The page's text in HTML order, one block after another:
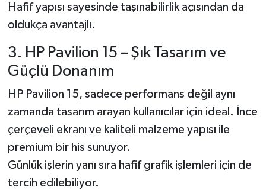
Hafif yapısı sayesinde taşınabilirlik açısından da
oldukça avantajlı.
3. HP Pavilion 15 – Şık Tasarım ve
Güçlü Donanım
HP Pavilion 15, sadece performans değil aynı
zamanda tasarım arayan kullanıcılar için ideal. İnce
çerçeveli ekranı ve kaliteli malzeme yapısı ile
premium bir his sunuyor.
Günlük işlerin yanı sıra hafif grafik işlemleri için de
tercih edilebiliyor.